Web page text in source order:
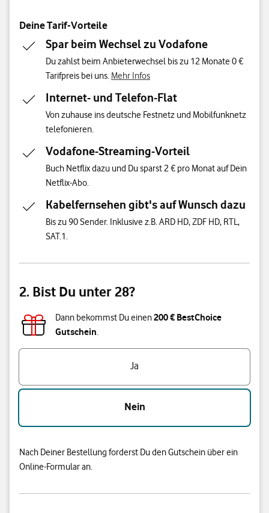
Deine Tarif-Vorteile
Spar beim Wechsel zu Vodafone
Du zahlst beim Anbieterwechsel bis zu 12 Monate 0 €
Tarifpreis bei uns. Mehr Infos
Internet- und Telefon-Flat
Von zuhause ins deutsche Festnetz und Mobilfunknetz
telefonieren.
Vodafone-Streaming-Vorteil
Buch Netflix dazu und Du sparst 2 € pro Monat auf Dein
Netflix-Abo.
Kabelfernsehen gibt's auf Wunsch dazu
Bis zu 90 Sender. Inklusive z.B. ARD HD, ZDF HD, RTL,
SAT.1.
2. Bist Du unter 28?
Dann bekommst Du einen200 € BestChoice
Gutschein.
Bist du unter 28 Jahre alt?
Ja
Nein
Nach Deiner Bestellung forderst Du den Gutschein über ein
Online-Formular an.